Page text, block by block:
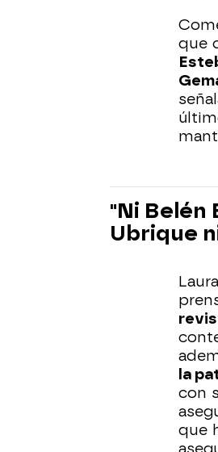
que
"Ni Belén
Ubrique
la
con
que